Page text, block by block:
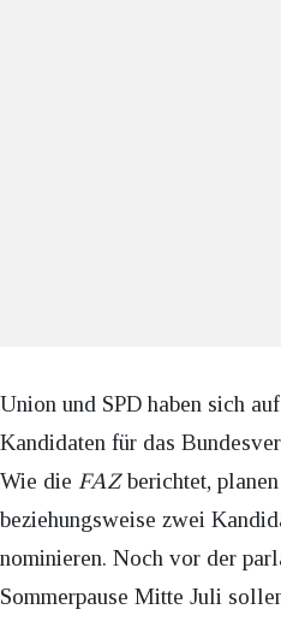
Union und SPD haben sich
Kandidaten für das
Wie die FAZberichtet,
beziehungsweise zwei
nominieren. Noch vor der
Sommerpause Mitte Juli